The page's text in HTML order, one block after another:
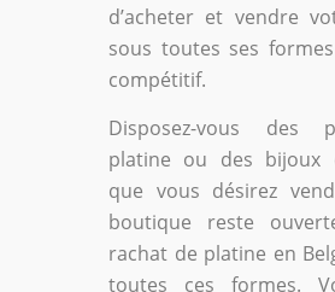
d’acheter et vendre
sous toutes ses
compétitif.
Disposez-vous des
platine ou des bijoux
que vous désirez
boutique reste
rachat de platine en
toutes ces formes.